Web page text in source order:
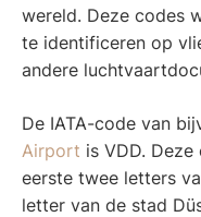
wereld. Deze codes
te identificeren op
andere
De IATA-code van
Airport is VDD.
eerste twee letters
letter van de stad